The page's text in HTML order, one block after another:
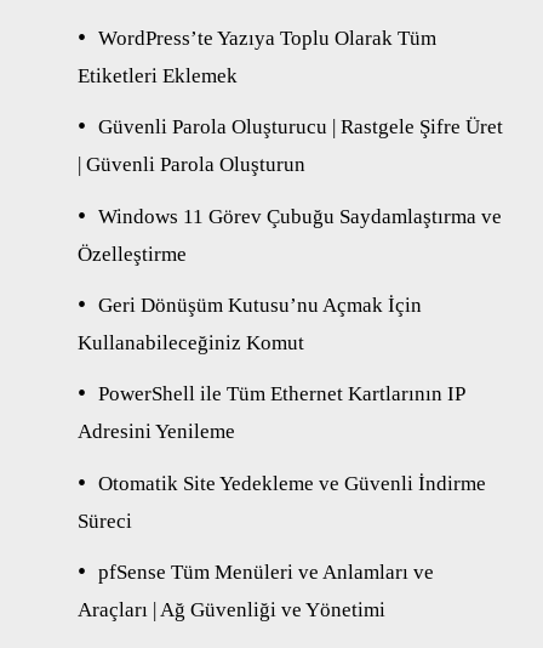
WordPress’te Yazıya Toplu Olarak Tüm
Etiketleri Eklemek
Güvenli Parola Oluşturucu | Rastgele Şifre Üret
| Güvenli Parola Oluşturun
Windows 11 Görev Çubuğu Saydamlaştırma ve
Özelleştirme
Geri Dönüşüm Kutusu’nu Açmak İçin
Kullanabileceğiniz Komut
PowerShell ile Tüm Ethernet Kartlarının IP
Adresini Yenileme
Otomatik Site Yedekleme ve Güvenli İndirme
Süreci
pfSense Tüm Menüleri ve Anlamları ve
Araçları | Ağ Güvenliği ve Yönetimi